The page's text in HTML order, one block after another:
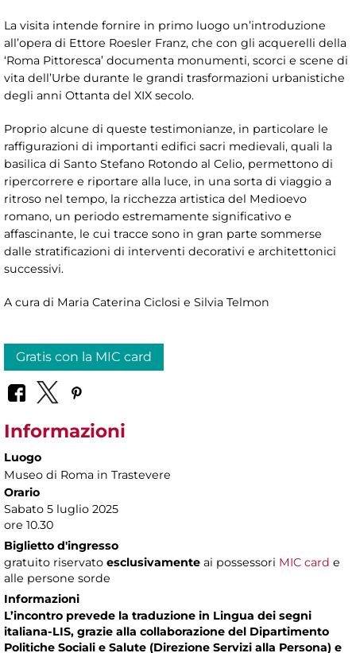
La visita intende fornire in primo luogo un’introduzione
all’opera di Ettore Roesler Franz, che con gli acquerelli della
‘Roma Pittoresca’ documenta monumenti, scorci e scene di
vita dell’Urbe durante le grandi trasformazioni urbanistiche
degli anni Ottanta del XIX secolo.
Proprio alcune di queste testimonianze, in particolare le
raffigurazioni di importanti edifici sacri medievali, quali la
basilica di Santo Stefano Rotondo al Celio, permettono di
ripercorrere e riportare alla luce, in una sorta di viaggio a
ritroso nel tempo, la ricchezza artistica del Medioevo
romano, un periodo estremamente significativo e
affascinante, le cui tracce sono in gran parte sommerse
dalle stratificazioni di interventi decorativi e architettonici
successivi.
A cura di Maria Caterina Ciclosi e Silvia Telmon
Gratis con la MIC card
Informazioni
Luogo
Museo di Roma in Trastevere
Orario
Sabato 5 luglio 2025
ore 10.30
Biglietto d'ingresso
gratuito riservato esclusivamente ai possessori MIC card e
alle persone sorde
Informazioni
L’incontro prevede la traduzione in Lingua dei segni
italiana-LIS, grazie alla collaborazione del Dipartimento
Politiche Sociali e Salute (Direzione Servizi alla Persona) e